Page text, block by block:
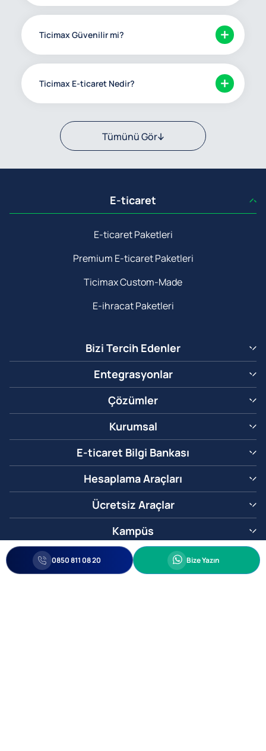
Ticimax Güvenilir mi?
Ticimax E-ticaret Nedir?
Tümünü Gör
E-ticaret
E-ticaret Paketleri
Premium E-ticaret Paketleri
Ticimax Custom-Made
E-ihracat Paketleri
Bizi Tercih Edenler
Entegrasyonlar
Çözümler
Kurumsal
E-ticaret Bilgi Bankası
Hesaplama Araçları
Ücretsiz Araçlar
Kampüs
0850 811 08 20 Whatsapp
Bize Yazın
0850 811 08 20